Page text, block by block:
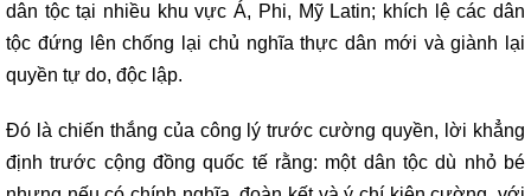
dân tộc tại nhiều khu vực Á, Phi, Mỹ Latin; khích lệ các dân
tộc đứng lên chống lại chủ nghĩa thực dân mới và giành lại
quyền tự do, độc lập.
Đó là chiến thắng của công lý trước cường quyền, lời khẳng
định trước cộng đồng quốc tế rằng: một dân tộc dù nhỏ bé